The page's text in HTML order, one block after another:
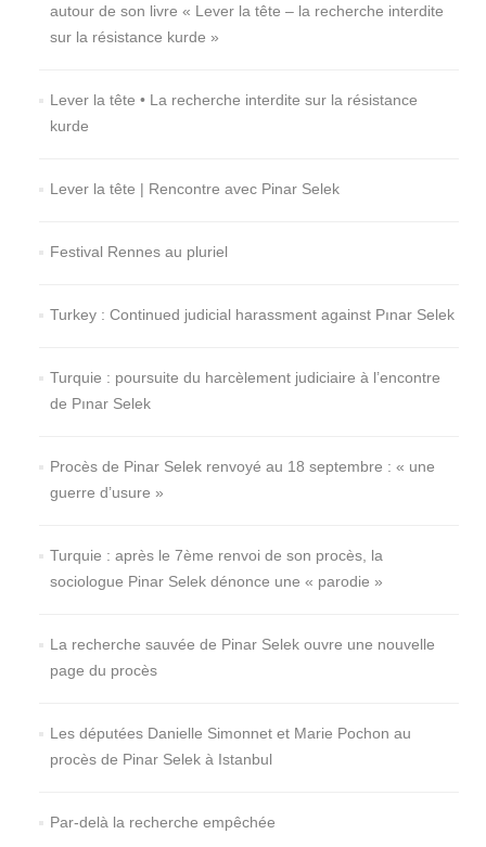
autour de son livre « Lever la tête – la recherche interdite
sur la résistance kurde »
Lever la tête • La recherche interdite sur la résistance
kurde
Lever la tête | Rencontre avec Pinar Selek
Festival Rennes au pluriel
Turkey : Continued judicial harassment against Pınar Selek
Turquie : poursuite du harcèlement judiciaire à l’encontre
de Pınar Selek
Procès de Pinar Selek renvoyé au 18 septembre : « une
guerre d’usure »
Turquie : après le 7ème renvoi de son procès, la
sociologue Pinar Selek dénonce une « parodie »
La recherche sauvée de Pinar Selek ouvre une nouvelle
page du procès
Les députées Danielle Simonnet et Marie Pochon au
procès de Pinar Selek à Istanbul
Par-delà la recherche empêchée